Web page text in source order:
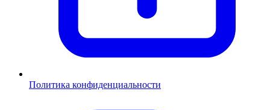
Политика конфиденциальности